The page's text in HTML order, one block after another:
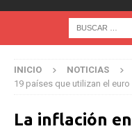
INICIO NOTICIAS
19 países que utilizan el
La inflación